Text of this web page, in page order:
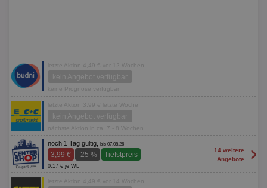
letzte Aktion 4,49 € vor 12 Wochen
kein Angebot verfügbar
keine Prognose verfügbar
letzte Aktion 3,99 € letzte Woche
kein Angebot verfügbar
nächste Aktion in ca. 7 - 8 Wochen
noch 1 Tag gültig, bis 07.08.26
3,99 € -25 % Tiefstpreis
0,17 € je WL
14 weitere
Angebote
>
letzte Aktion 4,49 € vor 14 Wochen